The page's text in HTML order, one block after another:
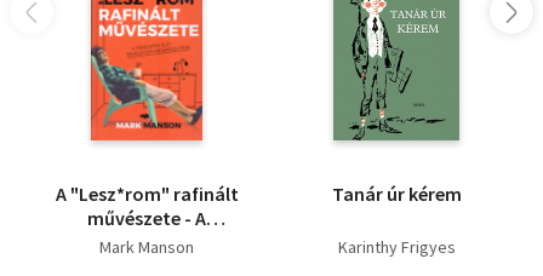
A "Lesz*rom" rafinált
művészete - A
tökéletes élet
Mark Manson
Tanár úr kérem
Karinthy Frigyes